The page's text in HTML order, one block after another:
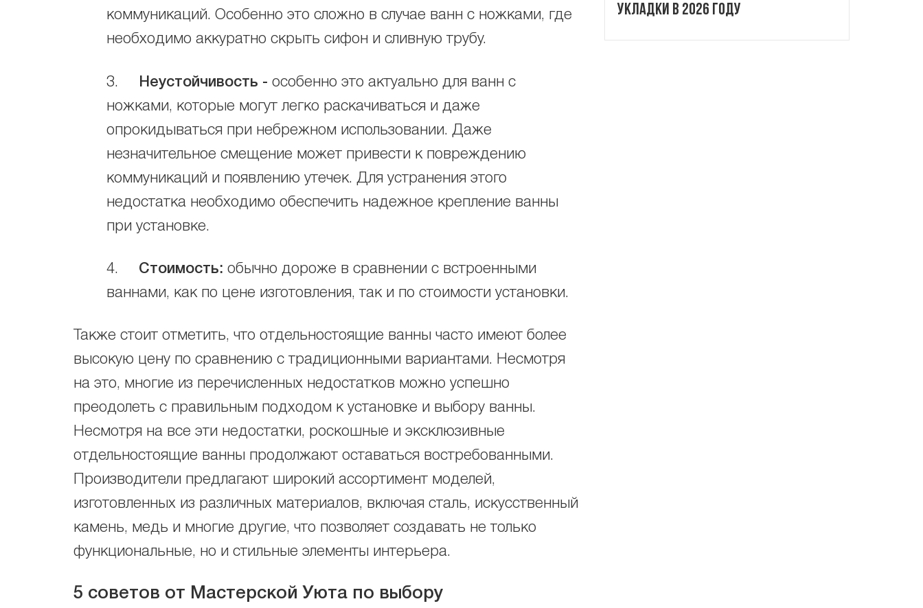
коммуникаций. Особенно это сложно в случае ванн с ножками, где
необходимо аккуратно скрыть сифон и сливную трубу.
3. Неустойчивость - особенно это актуально для ванн с
ножками, которые могут легко раскачиваться и даже
опрокидываться при небрежном использовании. Даже
незначительное смещение может привести к повреждению
коммуникаций и появлению утечек. Для устранения этого
недостатка необходимо обеспечить надежное крепление ванны
при установке.
4. Стоимость: обычно дороже в сравнении с встроенными
ваннами, как по цене изготовления, так и по стоимости установки.
Также стоит отметить, что отдельностоящие ванны часто имеют более
высокую цену по сравнению с традиционными вариантами. Несмотря
на это, многие из перечисленных недостатков можно успешно
преодолеть с правильным подходом к установке и выбору ванны.
Несмотря на все эти недостатки, роскошные и эксклюзивные
отдельностоящие ванны продолжают оставаться востребованными.
Производители предлагают широкий ассортимент моделей,
изготовленных из различных материалов, включая сталь, искусственный
камень, медь и многие другие, что позволяет создавать не только
функциональные, но и стильные элементы интерьера.
5 советов от Мастерской Уюта по выбору
укладки в 2026 году